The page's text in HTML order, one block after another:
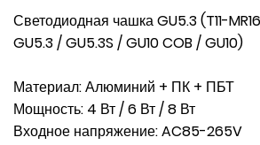
Светодиодная чашка GU5.3 (T11-
GU5.3 / GU5.3S / GU10 COB / GU10)
Материал: Алюминий + ПК + ПБТ
Мощность: 4 Вт / 6 Вт / 8 Вт
Входное напряжение: AC85-265V